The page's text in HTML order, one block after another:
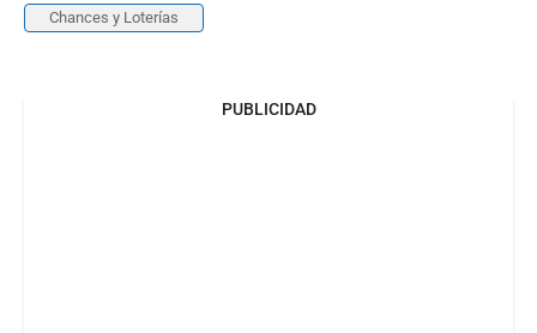
Chances y Loterías
PUBLICIDAD